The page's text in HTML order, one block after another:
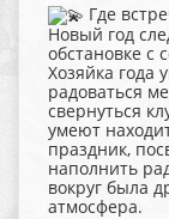
Где
Новый год
обстановке с
Хозяйка года
радоваться
свернуться
умеют
праздник,
наполнить
вокруг была
атмосфера.